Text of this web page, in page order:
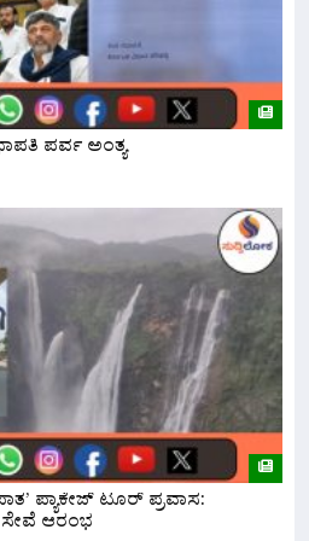
ಪರ್ವ ಅಂತ್ಯ
ಪ್ಯಾಕೇಜ್ ಟೂರ್ ಪ್ರವಾಸ:
ಆರಂಭ